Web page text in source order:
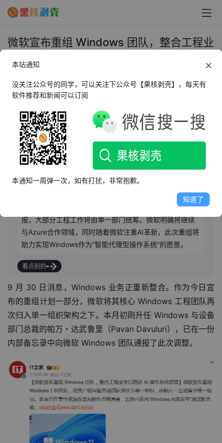
微软宣布重组 Windows 团队，整合工程业
2025年9月30日 上午10:04 • 圈内新闻
AI摘要
此内容由AI根据文章内容自动生成，并已由人工审核
9月30日消息，微软宣布重组Windows业务，将核心
Windows工程团队重新归入单一组织架构。新任Windows
与设备部门总裁帕万・达武鲁里在内部备忘录中称，调整
将客户端与服务器团队整合，有助于集中精力推进核心工
作。此次调整后，各Windows团队负责人将直接向其汇
报，大部分工程工作将由单一部门统筹。微软明确将继续
与Azure合作领域，同时随着微软注重AI革新，此次重组将
助力实现Windows作为“智能代理型操作系统”的愿景。
看点别的
9 月 30 日消息，Windows 业务正重新整合。作为今日宣
布的重组计划一部分，微软将其核心 Windows 工程团队再
次归入单一组织架构之下。本月初刚升任 Windows 与设备
部门总裁的帕万・达武鲁里（Pavan Davuluri），已在一份
内部备忘录中向微软 Windows 团队通报了此次调整。
本站通知
没关注公众号的同学，可以关注下公众号【果核剥壳】，每天有
软件推荐和新闻可以订阅
本通知一周弹一次，如有打扰，非常抱歉。
知道了